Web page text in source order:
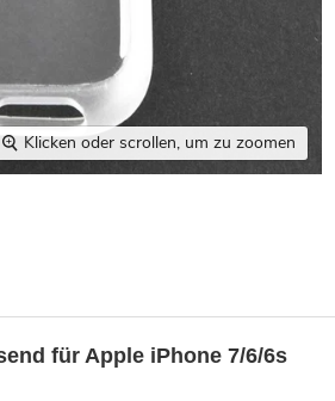
Klicken oder scrollen, um zu zoomen
für Apple iPhone 7/6/6s